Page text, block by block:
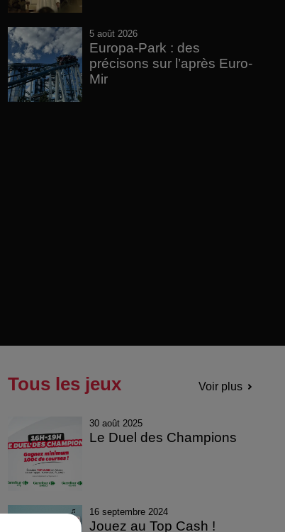
5 août 2026
Europa-Park : des
précisons sur l’après Euro-
Mir
Tous les jeux Voir plus
30 août 2025
Le Duel des Champions
16 septembre 2024
Jouez au Top Cash !